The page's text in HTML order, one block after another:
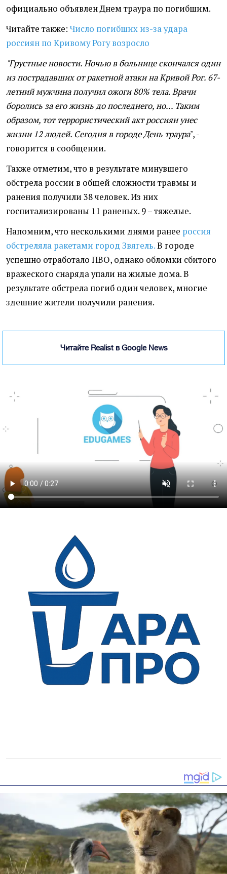
официально объявлен Днем траура по погибшим.
Читайте также: Число погибших из-за удара
россиян по Кривому Рогу возросло
"Грустные новости. Ночью в больнице скончался один
из пострадавших от ракетной атаки на Кривой Рог. 67-
летний мужчина получил ожоги 80% тела. Врачи
боролись за его жизнь до последнего, но... Таким
образом, тот террористический акт россиян унес
жизни 12 людей. Сегодня в городе День траура", -
говорится в сообщении.
Также отметим, что в результате минувшего
обстрела россии в общей сложности травмы и
ранения получили 38 человек. Из них
госпитализированы 11 раненых. 9 – тяжелые.
Напомним, что несколькими днями ранее россия
обстреляла ракетами город Звягель.В городе
успешно отработало ПВО, однако обломки сбитого
вражеского снаряда упали на жилые дома. В
результате обстрела погиб один человек, многие
здешние жители получили ранения.
Читайте Realist в Google News